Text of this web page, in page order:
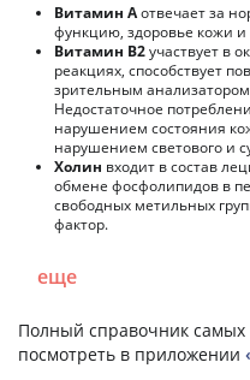
Витамин Аотвечает за
функцию, здоровье кожи
Витамин В2участвует в
реакциях, способствует
зрительным
Недостаточное
нарушением состояния
нарушением светового и
Холин входит в состав
обмене фосфолипидов в
свободных метильных
фактор.
еще
Полный справочник
посмотреть в приложении